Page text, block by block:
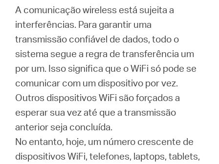
Brazil
Portuguese
A comunicação wireless está sujeita a
interferências. Para garantir uma
transmissão confiável de dados, todo o
sistema segue a regra de transferência um
por um. Isso significa que o WiFi só pode se
comunicar com um dispositivo por vez.
Outros dispositivos WiFi são forçados a
esperar sua vez até que a transmissão
anterior seja concluída.
No entanto, hoje, um número crescente de
dispositivos WiFi, telefones, laptops, tablets,